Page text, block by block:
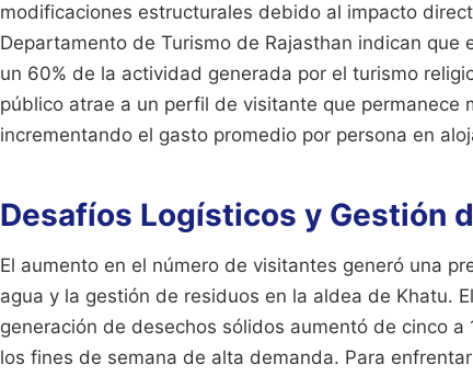
modificaciones estructurales debido al impacto
Departamento de Turismo de Rajasthan indican que
un 60% de la actividad generada por el turismo
público atrae a un perfil de visitante que permanece
incrementando el gasto promedio por persona en
Desafíos Logísticos y Gestión
El aumento en el número de visitantes generó una
agua y la gestión de residuos en la aldea de Khatu.
generación de desechos sólidos aumentó de cinco
los fines de semana de alta demanda. Para